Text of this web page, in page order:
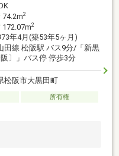
74.2m2
172.07m2
年4月(築53年5ヶ月)
田線 松阪駅 バス9分/「新黒
〕」バス停 停歩3分
松阪市大黒田町
所有権